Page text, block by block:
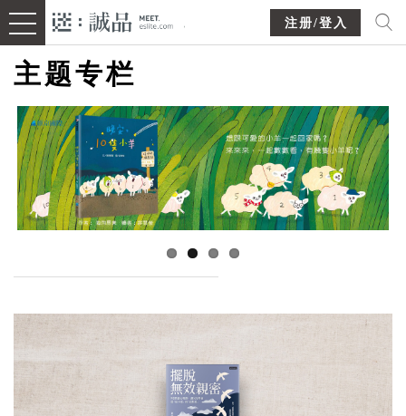
注册/登入
主题专栏